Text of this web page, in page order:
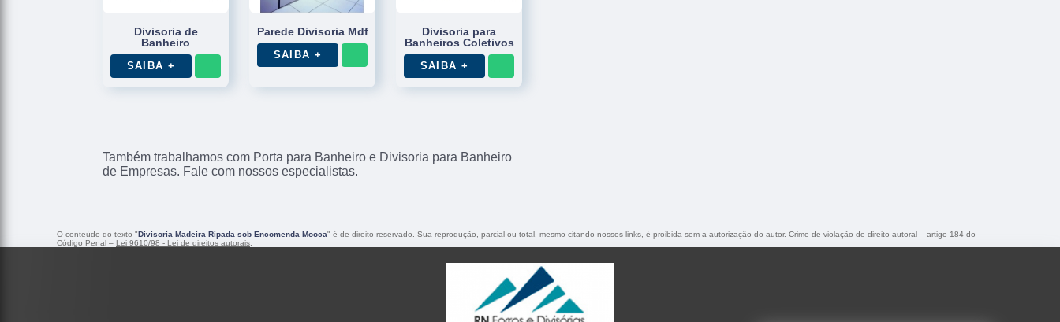
Divisoria de
Banheiro
SAIBA +
Parede Divisoria Mdf
SAIBA +
Divisoria para
Banheiros Coletivos
SAIBA +
Também trabalhamos com Porta para Banheiro e Divisoria para Banheiro
de Empresas. Fale com nossos especialistas.
O conteúdo do texto "Divisoria Madeira Ripada sob Encomenda Mooca" é de direito reservado. Sua reprodução, parcial ou total, mesmo citando nossos links, é proibida sem a autorização do autor. Crime de violação de direito autoral – artigo 184 do
Código Penal – Lei 9610/98 - Lei de direitos autorais.